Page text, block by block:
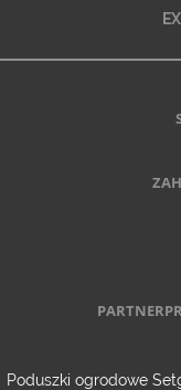
Poduszki ogrodowe